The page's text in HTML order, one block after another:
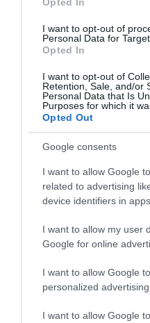
I want to opt-out of
Personal Data for
Opted In
I want to opt-out of
Retention, Sale, and/or
Personal Data that Is
Purposes for which it
Opted Out
Google consents
I want to allow Google
related to advertising
device identifiers in apps.
I want to allow my user
Google for online
I want to allow Google
personalized advertising.
I want to allow Google
PODCASTS
Μπαλατσούκας
πυροσβέστες όταν τους
στήριξη»
Γ.Βρεττάκος στο
Συνταγματική Αναθεώρηση